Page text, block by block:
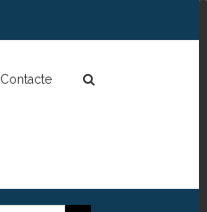
Contacte